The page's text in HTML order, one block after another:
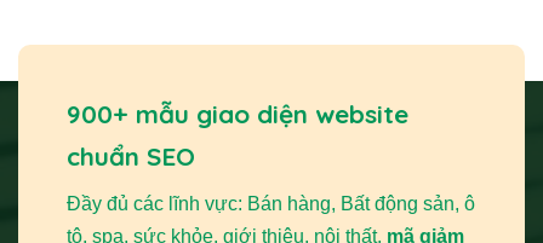
900+ mẫu giao diện website
chuẩn SEO
Đầy đủ các lĩnh vực: Bán hàng, Bất động sản, ô
tô, spa, sức khỏe, giới thiệu, nội thất, mã giảm